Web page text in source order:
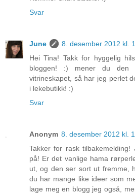
Svar
June
8. desember 2012 kl.
Hei Tina! Takk for hyggelig
bloggen! :) mener du den
vitrineskapet, så har jeg perlet
i lekebutikk! :)
Svar
Anonym 8. desember 2012 kl.
Takker for rask
på! Er det vanlige hama
ut, og den ser sort ut fremme,
du har mange like ideer som
lage meg en blogg jeg også,